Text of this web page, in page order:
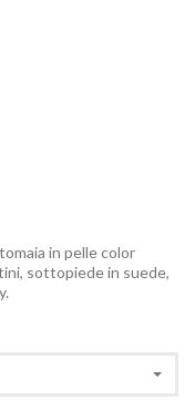
in pelle color
sottopiede in suede,